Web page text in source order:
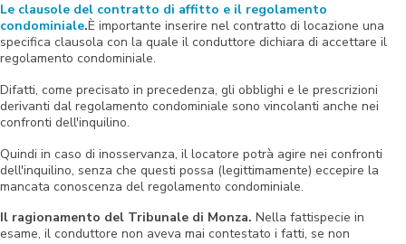
Le clausole del contratto di affitto e il regolamento
condominiale.È importante inserire nel contratto di locazione una
specifica clausola con la quale il conduttore dichiara di accettare il
regolamento condominiale.
Difatti, come precisato in precedenza, gli obblighi e le prescrizioni
derivanti dal regolamento condominiale sono vincolanti anche nei
confronti dell'inquilino.
Quindi in caso di inosservanza, il locatore potrà agire nei confronti
dell'inquilino, senza che questi possa (legittimamente) eccepire la
mancata conoscenza del regolamento condominiale.
Il ragionamento del Tribunale di Monza. Nella fattispecie in
esame, il conduttore non aveva mai contestato i fatti, se non